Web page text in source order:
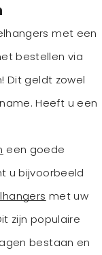
met een
bestellen via
Dit geldt zowel
Heeft u een
een goede
u bijvoorbeeld
met uw
zijn populaire
bestaan en